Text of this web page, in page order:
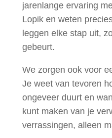
jarenlange ervaring
Lopik en weten
leggen elke stap uit,
gebeurt.
We zorgen ook voor
Je weet van tevoren
ongeveer duurt en
kunt maken van je
verrassingen, alleen